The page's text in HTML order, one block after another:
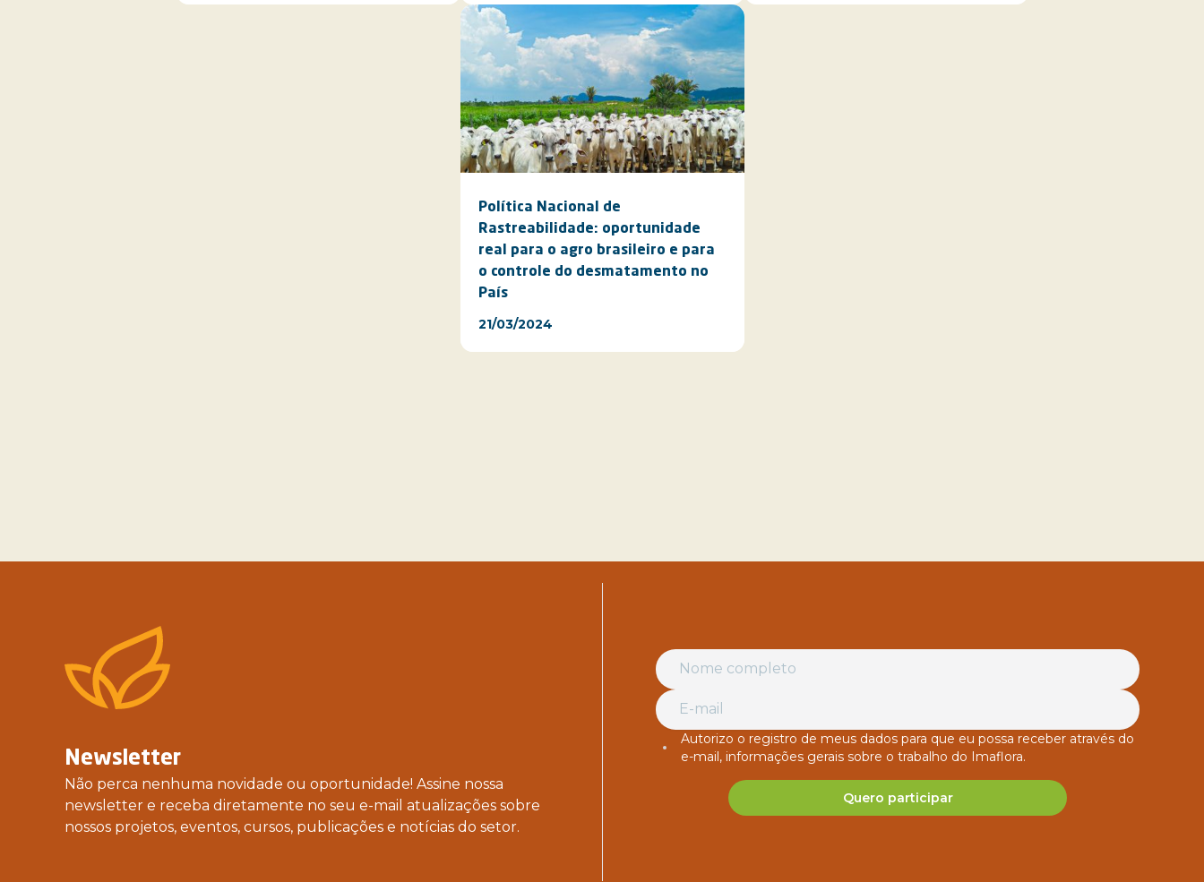
Política Nacional de
Rastreabilidade: oportunidade
real para o agro brasileiro e para
o controle do desmatamento no
País
21/03/2024
Newsletter
Não perca nenhuma novidade ou oportunidade! Assine nossa
newsletter e receba diretamente no seu e-mail atualizações sobre
nossos projetos, eventos, cursos, publicações e notícias do setor.
Autorizo o registro de meus dados para que eu possa receber através do
e-mail, informações gerais sobre o trabalho do Imaflora.
Quero participar